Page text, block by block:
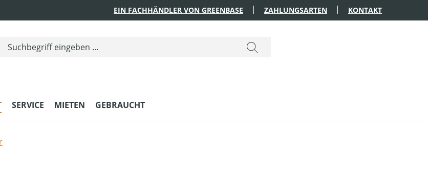
EIN FACHHÄNDLER VON GREENBASE ZAHLUNGSARTEN KONTAKT
SERVICE MIETEN GEBRAUCHT